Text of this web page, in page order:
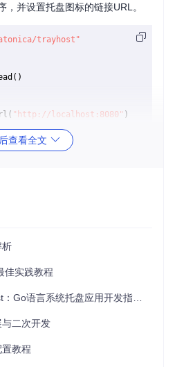
并设置托盘图标的链接URL。
trayhost"
"http://localhost:8080" )
"My Go App", iconData)
文件系统的浏览和管理，而无需
服务器状态并在Web界面上进行
的歌曲，提供暂停、播放、跳过
消息查看和发送新消息的入口。
查看全文
析
佳实践教程
Go语言系统托盘应用开发指南》
二次开发
教程